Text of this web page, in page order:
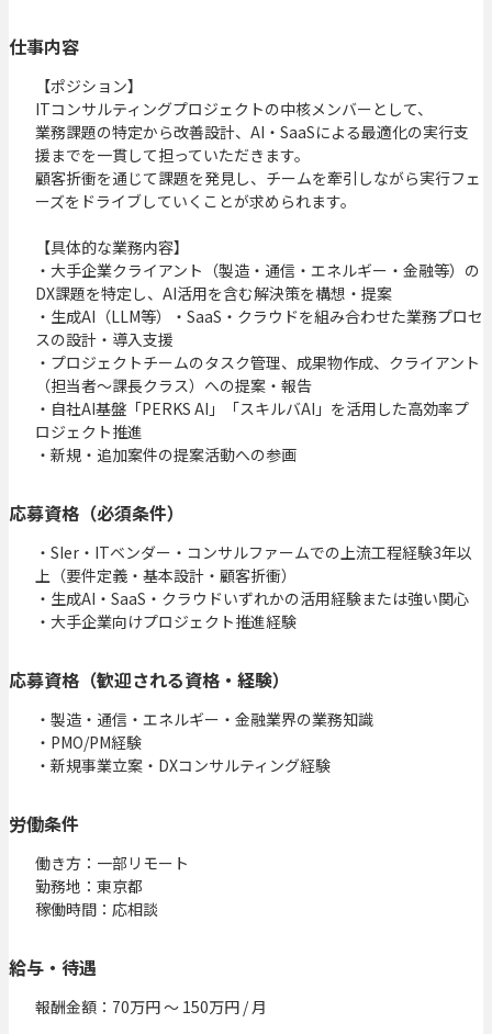
仕事内容
【ポジション】
ITコンサルティングプロジェクトの中核メンバーとして、
業務課題の特定から改善設計、AI・SaaSによる最適化の実行支
援までを一貫して担っていただきます。
顧客折衝を通じて課題を発見し、チームを牽引しながら実行フェ
ーズをドライブしていくことが求められます。
【具体的な業務内容】
・大手企業クライアント（製造・通信・エネルギー・金融等）の
DX課題を特定し、AI活用を含む解決策を構想・提案
・生成AI（LLM等）・SaaS・クラウドを組み合わせた業務プロセ
スの設計・導入支援
・プロジェクトチームのタスク管理、成果物作成、クライアント
（担当者〜課長クラス）への提案・報告
・自社AI基盤「PERKS AI」「スキルバAI」を活用した高効率プ
ロジェクト推進
・新規・追加案件の提案活動への参画
応募資格（必須条件）
・SIer・ITベンダー・コンサルファームでの上流工程経験3年以
上（要件定義・基本設計・顧客折衝）
・生成AI・SaaS・クラウドいずれかの活用経験または強い関心
・大手企業向けプロジェクト推進経験
応募資格（歓迎される資格・経験）
・製造・通信・エネルギー・金融業界の業務知識
・PMO/PM経験
・新規事業立案・DXコンサルティング経験
労働条件
働き方：一部リモート
勤務地：東京都
稼働時間：応相談
給与・待遇
報酬金額：70万円 〜 150万円 / 月